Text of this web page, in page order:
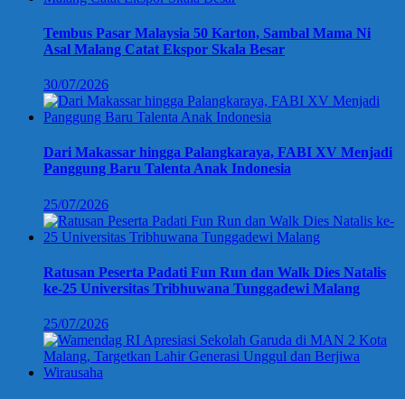
Tembus Pasar Malaysia 50 Karton, Sambal Mama Ni
Asal Malang Catat Ekspor Skala Besar
30/07/2026
Dari Makassar hingga Palangkaraya, FABI XV Menjadi
Panggung Baru Talenta Anak Indonesia
25/07/2026
Ratusan Peserta Padati Fun Run dan Walk Dies Natalis
ke-25 Universitas Tribhuwana Tunggadewi Malang
25/07/2026